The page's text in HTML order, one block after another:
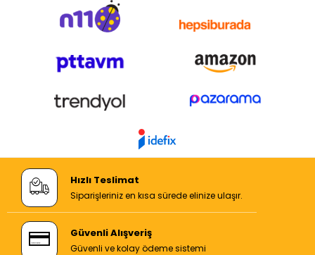
Hızlı Teslimat
Siparişleriniz en kısa sürede elinize ulaşır.
Güvenli Alışveriş
Güvenli ve kolay ödeme sistemi